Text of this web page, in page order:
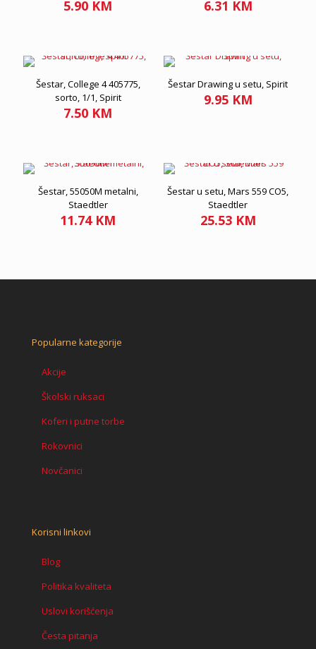
5.90 KM 6.31 KM
Šestar, College 4 405775,
sorto, 1/1, Spirit
7.50 KM
Šestar Drawing u setu, Spirit
9.95 KM
Šestar, 55050M metalni,
Staedtler
11.74 KM
Šestar u setu, Mars 559 CO5,
Staedtler
25.53 KM
Popularne kategorije
Akcije
Školski ruksaci
Koferi i putne torbe
Rokovnici
Novčanici
Korisni linkovi
Blog
Politika kvaliteta
Uslovi korišćenja
Česta pitanja